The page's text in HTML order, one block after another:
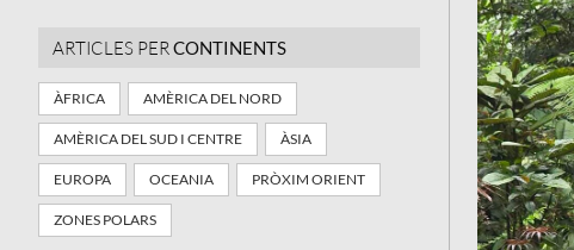
ARTICLES PER CONTINENTS
ÀFRICA AMÈRICA DEL NORD
AMÈRICA DEL SUD I CENTRE ÀSIA
EUROPA OCEANIA PRÒXIM ORIENT
ZONES POLARS